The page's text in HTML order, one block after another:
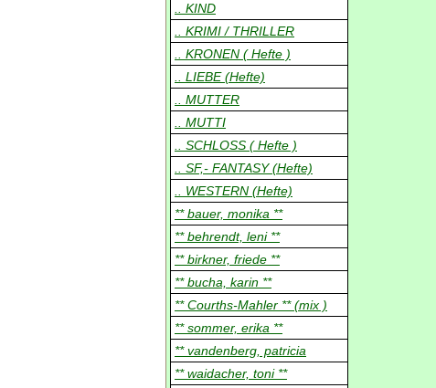
.. KIND
.. KRIMI / THRILLER
.. KRONEN ( Hefte )
.. LIEBE (Hefte)
.. MUTTER
.. MUTTI
.. SCHLOSS ( Hefte )
.. SF,- FANTASY (Hefte)
.. WESTERN (Hefte)
** bauer, monika **
** behrendt, leni **
** birkner, friede **
** bucha, karin **
** Courths-Mahler ** (mix )
** sommer, erika **
** vandenberg, patricia
** waidacher, toni **